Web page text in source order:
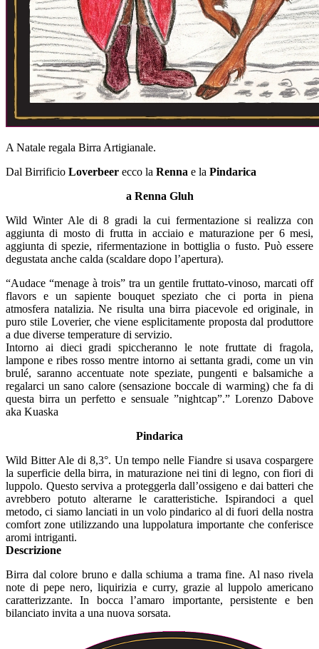
A Natale regala Birra Artigianale.
Dal Birrificio Loverbeer ecco la Renna e la Pindarica
a Renna Gluh
Wild Winter Ale di 8 gradi la cui fermentazione si realizza con
aggiunta di mosto di frutta in acciaio e maturazione per 6 mesi,
aggiunta di spezie, rifermentazione in bottiglia o fusto. Può essere
degustata anche calda (scaldare dopo l’apertura).
“Audace “menage à trois” tra un gentile fruttato-vinoso, marcati off
flavors e un sapiente bouquet speziato che ci porta in piena
atmosfera natalizia. Ne risulta una birra piacevole ed originale, in
puro stile Loverier, che viene esplicitamente proposta dal produttore
a due diverse temperature di servizio.
Intorno ai dieci gradi spiccheranno le note fruttate di fragola,
lampone e ribes rosso mentre intorno ai settanta gradi, come un vin
brulé, saranno accentuate note speziate, pungenti e balsamiche a
regalarci un sano calore (sensazione boccale di warming) che fa di
questa birra un perfetto e sensuale ”nightcap”.” Lorenzo Dabove
aka Kuaska
Pindarica
Wild Bitter Ale di 8,3°. Un tempo nelle Fiandre si usava cospargere
la superficie della birra, in maturazione nei tini di legno, con fiori di
luppolo. Questo serviva a proteggerla dall’ossigeno e dai batteri che
avrebbero potuto alterarne le caratteristiche. Ispirandoci a quel
metodo, ci siamo lanciati in un volo pindarico al di fuori della nostra
comfort zone utilizzando una luppolatura importante che conferisce
aromi intriganti.
Descrizione
Birra dal colore bruno e dalla schiuma a trama fine. Al naso rivela
note di pepe nero, liquirizia e curry, grazie al luppolo americano
caratterizzante. In bocca l’amaro importante, persistente e ben
bilanciato invita a una nuova sorsata.